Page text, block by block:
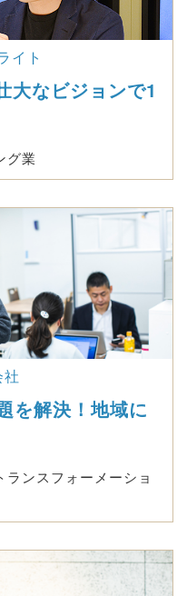
イト
大なビジョンで1
グ業
を解決！地域に
ンスフォーメーショ